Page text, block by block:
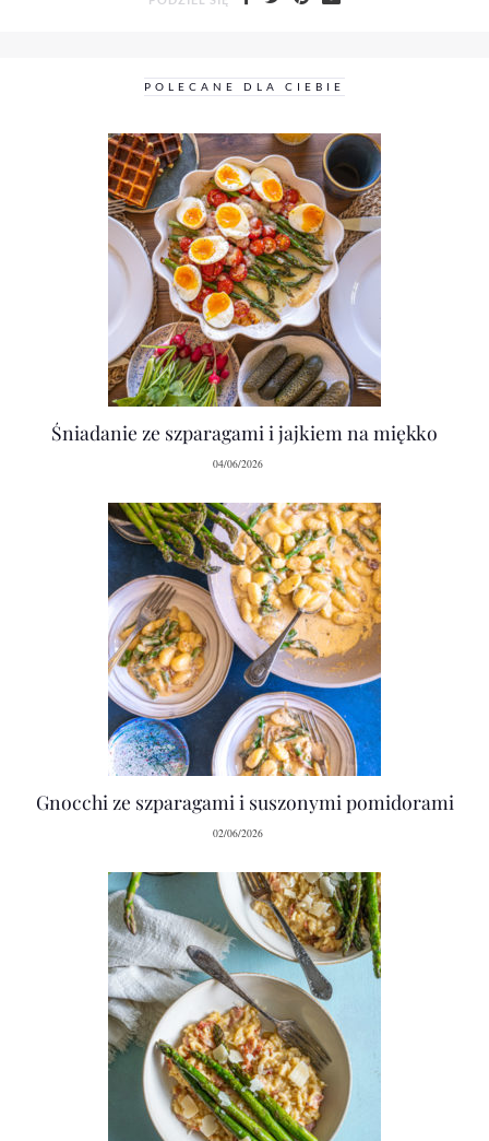
POLECANE DLA CIEBIE
Śniadanie ze szparagami i jajkiem na miękko
04/06/2026
Gnocchi ze szparagami i suszonymi pomidorami
02/06/2026